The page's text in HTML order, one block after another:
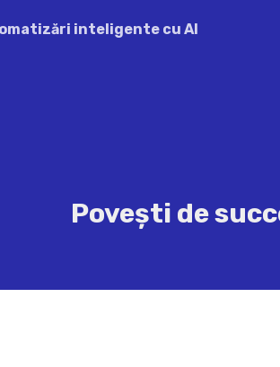
inteligente cu AI
Povești de